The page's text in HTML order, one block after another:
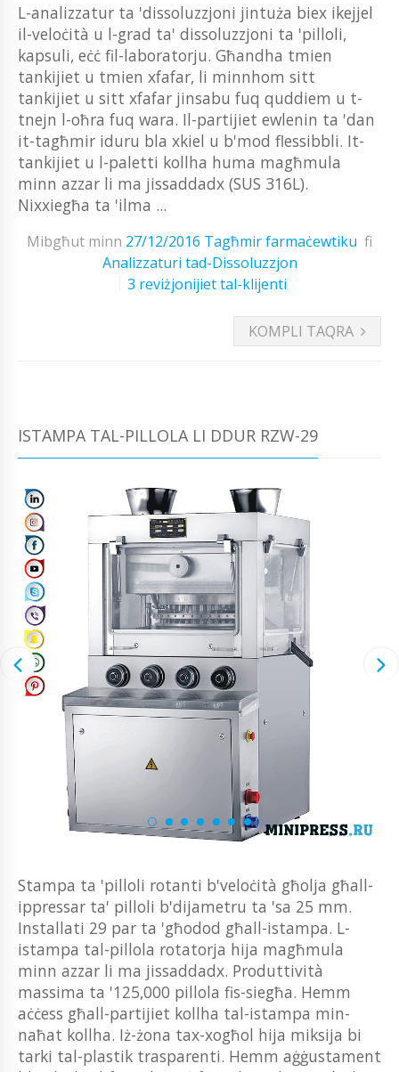
L-analizzatur ta 'dissoluzzjoni jintuża biex ikejjel
il-veloċità u l-grad ta' dissoluzzjoni ta 'pilloli,
kapsuli, eċċ fil-laboratorju. Għandha tmien
tankijiet u tmien xfafar, li minnhom sitt
tankijiet u sitt xfafar jinsabu fuq quddiem u t-
tnejn l-oħra fuq wara. Il-partijiet ewlenin ta 'dan
it-tagħmir iduru bla xkiel u b'mod flessibbli. It-
tankijiet u l-paletti kollha huma magħmula
minn azzar li ma jissaddadx (SUS 316L).
Nixxiegħa ta 'ilma ...
Mibgħut minn 27/12/2016 Tagħmir farmaċewtiku fi
Analizzaturi tad-Dissoluzzjon
3 reviżjonijiet tal-klijenti
KOMPLI TAQRA
ISTAMPA TAL-PILLOLA LI DDUR RZW-29
Stampa ta 'pilloli rotanti b'veloċità għolja għall-
ippressar ta' pilloli b'dijametru ta 'sa 25 mm.
Installati 29 par ta 'għodod għall-istampa. L-
istampa tal-pillola rotatorja hija magħmula
minn azzar li ma jissaddadx. Produttività
massima ta '125,000 pillola fis-siegħa. Hemm
aċċess għall-partijiet kollha tal-istampa min-
naħat kollha. Iż-żona tax-xogħol hija miksija bi
tarki tal-plastik trasparenti. Hemm aġġustament